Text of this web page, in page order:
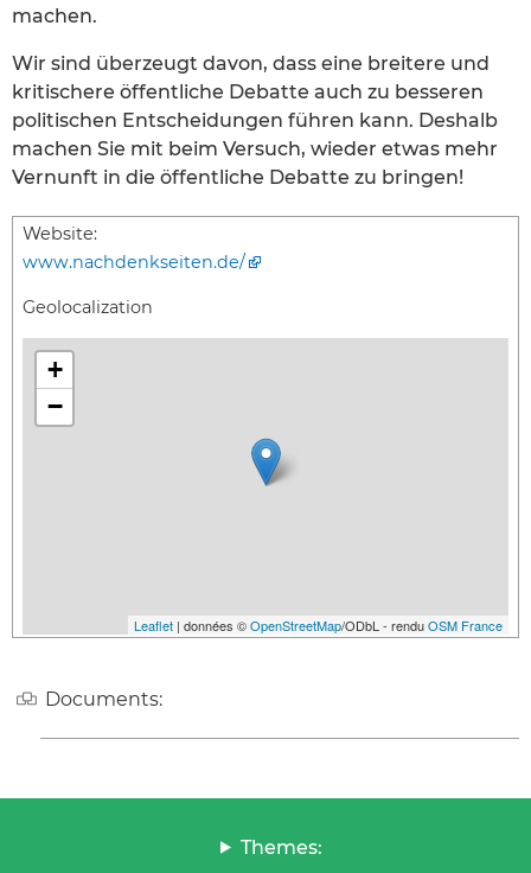
machen.
Wir sind überzeugt davon, dass eine breitere und
kritischere öffentliche Debatte auch zu besseren
politischen Entscheidungen führen kann. Deshalb
machen Sie mit beim Versuch, wieder etwas mehr
Vernunft in die öffentliche Debatte zu bringen!
Website:
www.nachdenkseiten.de/
Geolocalization
+
−
Leaflet | données ©OpenStreetMap/ODbL - renduOSM France
Documents:
Themes: